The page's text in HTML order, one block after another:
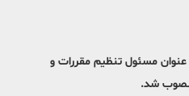
مسئول تنظیم مقررات و
شد.